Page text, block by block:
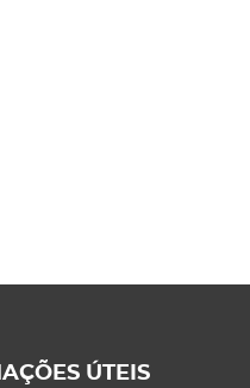
ÚTEIS